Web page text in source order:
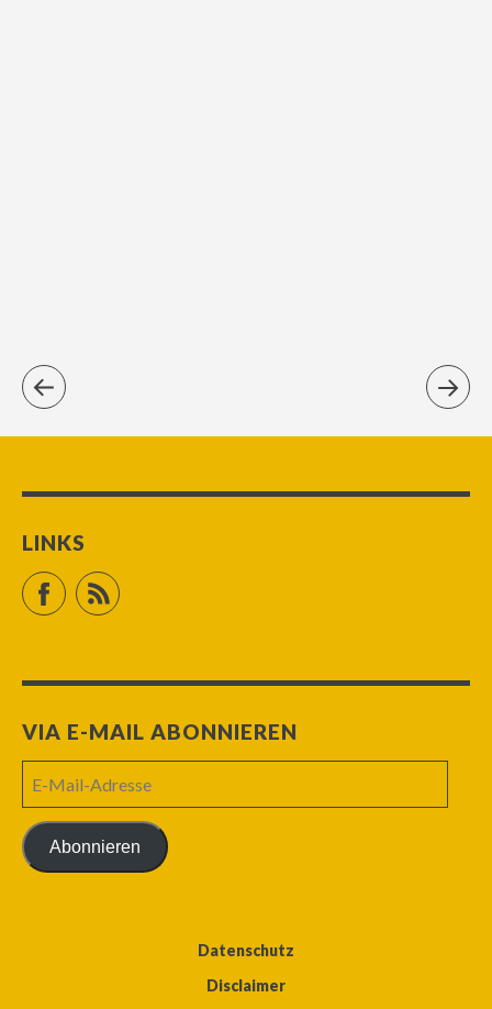
LINKS
FacebookRSS Feed
VIA E-MAIL ABONNIEREN
Mail-
Adresse
Abonnieren
Datenschutz
Disclaimer